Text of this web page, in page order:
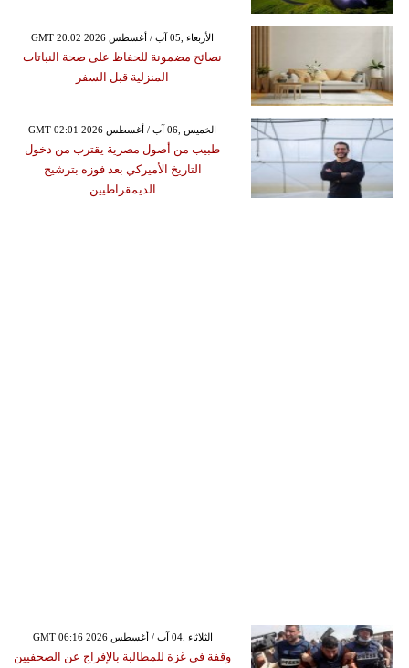
GMT 20:02 2026 الأربعاء ,05 آب / أغسطس
نصائح مضمونة للحفاظ على صحة النباتات
المنزلية قبل السفر
GMT 02:01 2026 الخميس ,06 آب / أغسطس
طبيب من أصول مصرية يقترب من دخول
التاريخ الأميركي بعد فوزه بترشيح
الديمقراطيين
GMT 06:16 2026 الثلاثاء ,04 آب / أغسطس
وقفة في غزة للمطالبة بالإفراج عن الصحفيين